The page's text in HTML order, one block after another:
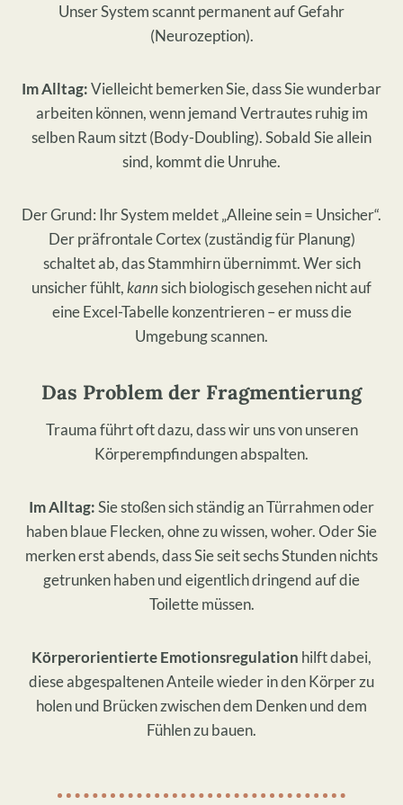
Unser System scannt permanent auf Gefahr
(Neurozeption).
Im Alltag:Vielleicht bemerken Sie, dass Sie wunderbar
arbeiten können, wenn jemand Vertrautes ruhig im
selben Raum sitzt (Body-Doubling). Sobald Sie allein
sind, kommt die Unruhe.
Der Grund: Ihr System meldet „Alleine sein = Unsicher“.
Der präfrontale Cortex (zuständig für Planung)
schaltet ab, das Stammhirn übernimmt. Wer sich
unsicher fühlt,kannsich biologisch gesehen nicht auf
eine Excel-Tabelle konzentrieren – er muss die
Umgebung scannen.
Das Problem der Fragmentierung
Trauma führt oft dazu, dass wir uns von unseren
Körperempfindungen abspalten.
Im Alltag:Sie stoßen sich ständig an Türrahmen oder
haben blaue Flecken, ohne zu wissen, woher. Oder Sie
merken erst abends, dass Sie seit sechs Stunden nichts
getrunken haben und eigentlich dringend auf die
Toilette müssen.
Körperorientierte Emotionsregulation hilft dabei,
diese abgespaltenen Anteile wieder in den Körper zu
holen und Brücken zwischen dem Denken und dem
Fühlen zu bauen.